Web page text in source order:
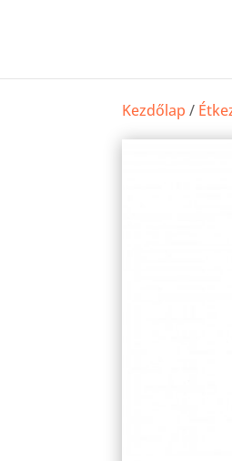
Kezdőlap /